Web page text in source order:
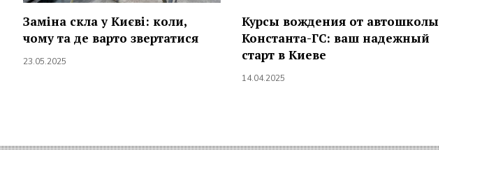
Заміна скла у Києві: коли,
чому та де варто звертатися
23.05.2025
Курсы вождения от автошколы
Константа-ГС: ваш надежный
старт в Киеве
14.04.2025